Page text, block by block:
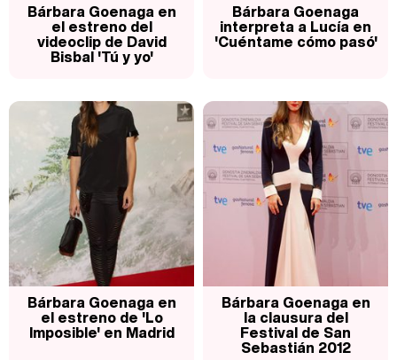
Bárbara Goenaga en
el estreno del
videoclip de David
Bisbal 'Tú y yo'
Bárbara Goenaga
interpreta a Lucía en
'Cuéntame cómo pasó'
Bárbara Goenaga en
el estreno de 'Lo
Imposible' en Madrid
Bárbara Goenaga en
la clausura del
Festival de San
Sebastián 2012